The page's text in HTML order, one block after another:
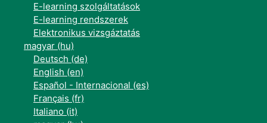
E-learning szolgáltatások
E-learning rendszerek
Elektronikus vizsgáztatás
magyar ‎(hu)‎
Deutsch ‎(de)‎
English ‎(en)‎
Español - Internacional ‎(es)‎
Français ‎(fr)‎
Italiano ‎(it)‎